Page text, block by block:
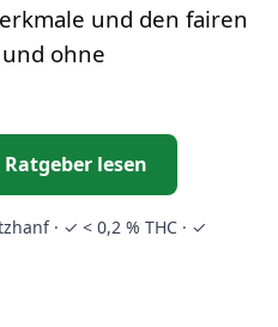
und den fairen
ohne
Ratgeber lesen
· ✓ < 0,2 % THC · ✓